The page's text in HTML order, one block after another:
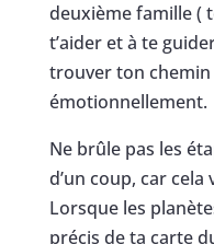
deuxième famille (
t’aider et à te
trouver ton
émotionnellement.
Ne brûle pas les
d’un coup, car
Lorsque les
précis de ta carte